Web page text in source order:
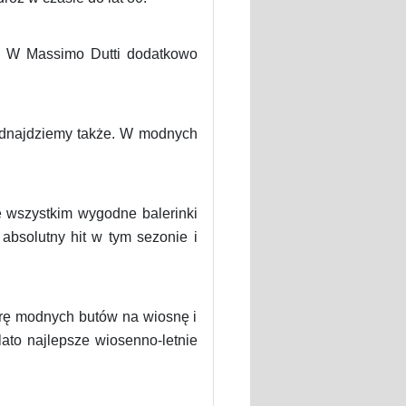
Massimo Dutti dodatkowo
także. W modnych
wygodne balerinki
hit w tym sezonie i
modnych butów na wiosnę i
najlepsze wiosenno-letnie